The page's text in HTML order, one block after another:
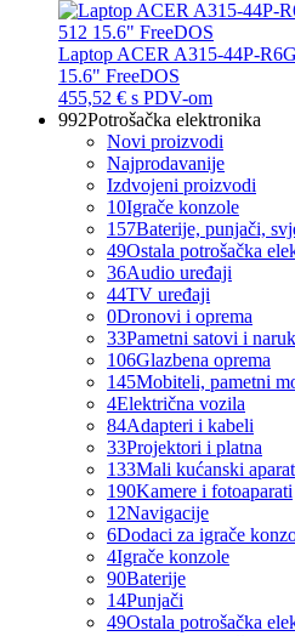
Laptop ACER A315-44P-
15.6" FreeDOS
455,52 € s PDV-om
992Potrošačka elektronika
Novi proizvodi
Najprodavanije
Izdvojeni proizvodi
10Igrače konzole
157Baterije, punjači,
49Ostala potrošačka
36Audio uređaji
44TV uređaji
0Dronovi i oprema
33Pametni satovi i
106Glazbena oprema
145Mobiteli, pametni
4Električna vozila
84Adapteri i kabeli
33Projektori i platna
133Mali kućanski
190Kamere i fotoaparati
12Navigacije
6Dodaci za igrače
4Igrače konzole
90Baterije
14Punjači
49Ostala potrošačka